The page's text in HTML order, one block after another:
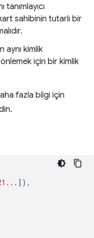
sahibinin tutarlı bir
aynı kimlik
için bir kimlik
fazla bilgi için
..]),